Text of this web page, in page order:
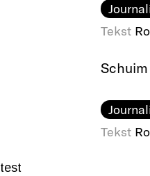
Tekst
Schuim
Tekst
test